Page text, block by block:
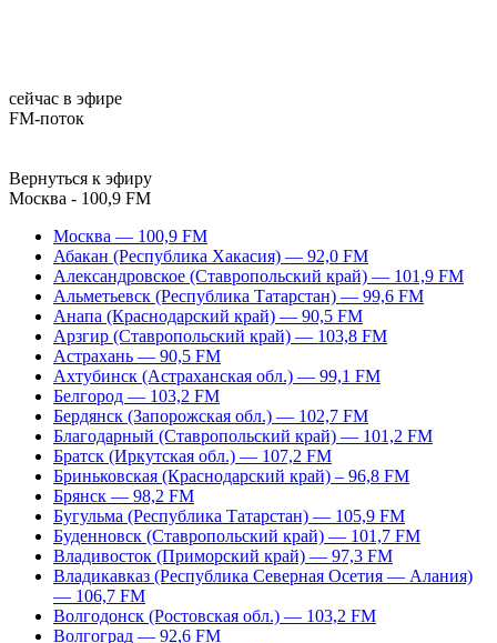
сейчас в эфире
FM-поток
Вернуться к эфиру
Москва - 100,9 FM
Москва — 100,9 FM
Абакан (Республика Хакасия) — 92,0 FM
Александровское (Ставропольский край) — 101,9 FM
Альметьевск (Республика Татарстан) — 99,6 FM
Анапа (Краснодарский край) — 90,5 FM
Арзгир (Ставропольский край) — 103,8 FM
Астрахань — 90,5 FM
Ахтубинск (Астраханская обл.) — 99,1 FM
Белгород — 103,2 FM
Бердянск (Запорожская обл.) — 102,7 FM
Благодарный (Ставропольский край) — 101,2 FM
Братск (Иркутская обл.) — 107,2 FM
Бриньковская (Краснодарский край) – 96,8 FM
Брянск — 98,2 FM
Бугульма (Республика Татарстан) — 105,9 FM
Буденновск (Ставропольский край) — 101,7 FM
Владивосток (Приморский край) — 97,3 FM
Владикавказ (Республика Северная Осетия — Алания)
— 106,7 FM
Волгодонск (Ростовская обл.) — 103,2 FM
Волгоград — 92,6 FM